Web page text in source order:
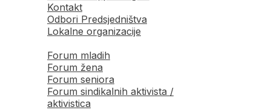
Kontakt
Odbori Predsjedništva
Lokalne organizacije
Forum mladih
Forum žena
Forum seniora
Forum sindikalnih aktivista /
aktivistica